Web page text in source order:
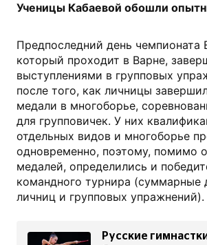
Ученицы Кабаевой обошли
Предпоследний день чемпионата
который проходит в Варне,
выступлениями в групповых
после того, как личницы
медали в многоборье,
для групповичек. У них
отдельных видов и многоборье
одновременно, поэтому, помимо
медалей, определились и
командного турнира (суммарные
личниц и групповых упражнений).
Русские